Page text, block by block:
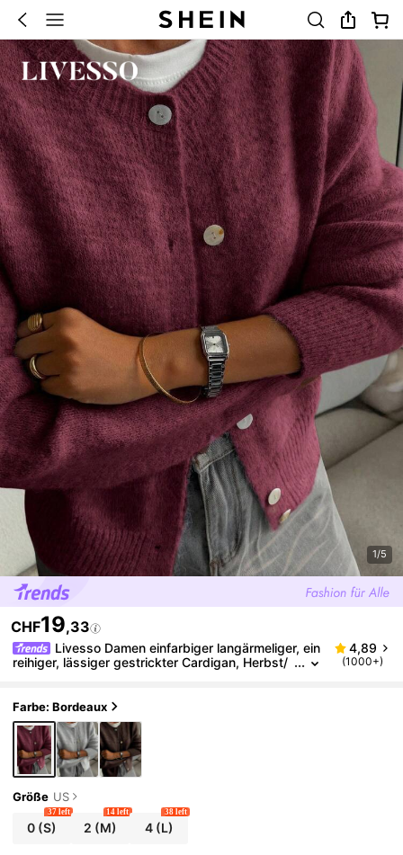
1/5
CHF19,33
Livesso Damen einfarbiger langärmeliger, ein
reihiger, lässiger gestrickter Cardigan, Herbst/
4,89
(1000+)
Farbe: Bordeaux
Größe US
0 (S)
37 left
2 (M)
14 left
4(L)
38 left